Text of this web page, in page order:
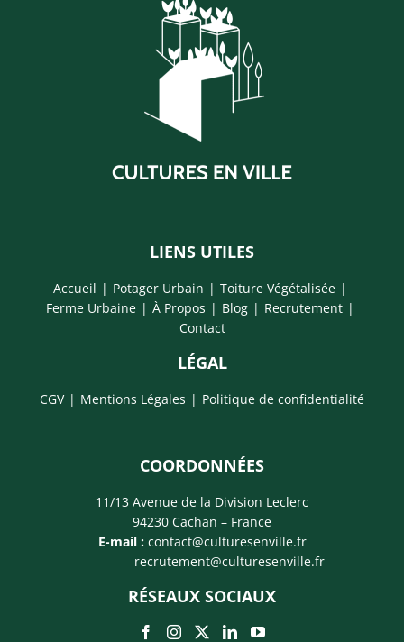
LIENS UTILES
Accueil Potager Urbain
Toiture Végétalisée
Ferme Urbaine
À Propos Blog
Recrutement
Contact
LÉGAL
CGV Mentions Légales Politique de confidentialité
COORDONNÉES
11/13 Avenue de la Division Leclerc
94230 Cachan – France
E-mail : contact@culturesenville.fr
recrutement@culturesenville.fr
RÉSEAUX SOCIAUX